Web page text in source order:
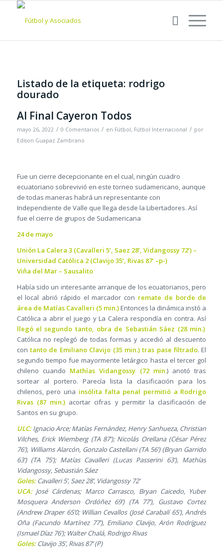
Listado de la etiqueta: rodrigo
dourado
Al Final Cayeron Todos
mayo 26, 2022 / 0 Comentarios / en Fútbol, Fútbol Internacional / por
Edison Guapaz Zambrano
Fue un cierre decepcionante en el cual, ningún cuadro
ecuatoriano sobrevivió en este torneo sudamericano, aunque
de todas maneras habrá un representante con
Independiente de Valle que llega desde la Libertadores. Así
fue el cierre de grupos de Sudamericana
24 de mayo
Unión La Calera 3 (Cavalleri 5’, Saez 28’, Vidangossy 72’) –
Universidad Católica 2 (Clavijo 35’, Rivas 87’ –p-)
Viña del Mar – Sausalito
Había sido un interesante arranque de los ecuatorianos, pero
el local abrió rápido el marcador con remate de borde de
área de Matías Cavalleri (5 min.)Entonces la dinámica instó a
Católica a abrir el juego y La Calera respondía en contra. Así
llegó el segundo tanto, obra de Sebastián Sáez (28 min.)
Católica no replegó de todas formas y accedió al descuento
con tanto de Emiliano Clavijo (35 min.) tras pase filtrado. El
segundo tiempo fue mayormente letárgico hasta el tercer gol
chileno cuando Mathías Vidangossy (72 min.) anotó tras
sortear al portero. Parecía lista la clasificación para los
chilenos, pero una insólita falta penal permitió a Rodrigo
Rivas (87 min.) acortar cifras y permitir la clasificación de
Santos en su grupo.
ULC:Ignacio Arce; Matías Fernández, Henry Sanhueza, Christian
Vilches, Erick Wiemberg (TA 87’); Nicolás Orellana (César Pérez
76’), Williams Alarcón, Gonzalo Castellani (TA 56’) (Bryan Garrido
63’) (TA 75’); Matías Cavalleri (Lucas Passerini 63’), Mathías
Vidangossy, Sebastián Sáez
Goles:Cavalleri 5’, Saez 28’, Vidangossy 72’
UCA:José Cárdenas; Marco Carrasco, Bryan Caicedo, Yuber
Mosquera Anderson Ordóñez 69’) (TA 77’), Gustavo Cortez
(Andrew Draper 65’0; Willian Cevallos (José Carabalí 65’), Andrés
Oña (Facundo Martínez 77’), Emiliano Clavijo, Arón Rodríguez
(Ismael Díaz 76’); Walter Chalá, Rodrigo Rivas
Goles:Clavijo 35’, Rivas 87’ (P)